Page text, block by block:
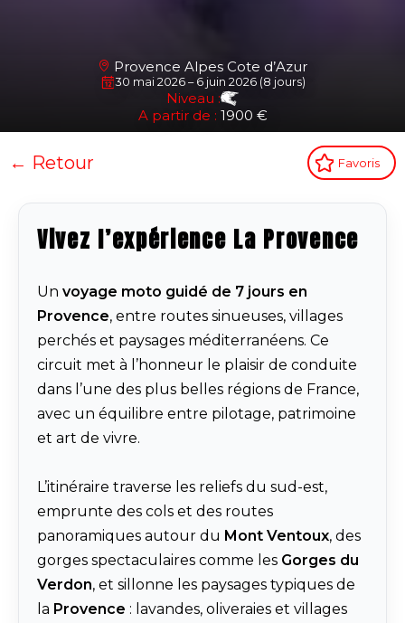
Provence Alpes Cote d’Azur
30 mai 2026 – 6 juin 2026 (8 jours)
Niveau :
A partir de : 1900 €
← Retour Favoris
Vivez l’expérience La Provence
Un voyage moto guidé de 7 jours en
Provence, entre routes sinueuses, villages
perchés et paysages méditerranéens. Ce
circuit met à l’honneur le plaisir de conduite
dans l’une des plus belles régions de France,
avec un équilibre entre pilotage, patrimoine
et art de vivre.
L’itinéraire traverse les reliefs du sud-est,
emprunte des cols et des routes
panoramiques autour du Mont Ventoux, des
gorges spectaculaires comme les Gorges du
Verdon, et sillonne les paysages typiques de
la Provence : lavandes, oliveraies et villages